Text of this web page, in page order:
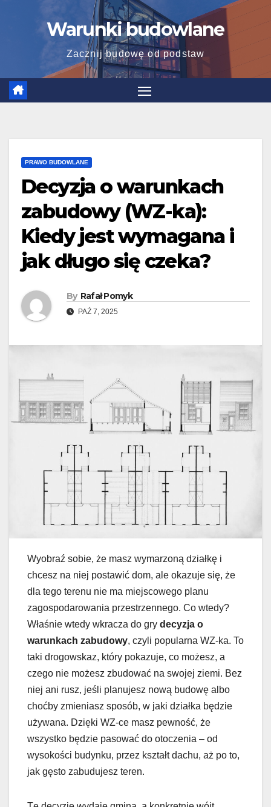
Warunki budowlane
Zacznij budowę od podstaw
PRAWO BUDOWLANE
Decyzja o warunkach
zabudowy (WZ-ka):
Kiedy jest wymagana i
jak długo się czeka?
By Rafał Pomyk
PAŹ 7, 2025
Wyobraź sobie, że masz wymarzoną działkę i
chcesz na niej postawić dom, ale okazuje się, że
dla tego terenu nie ma miejscowego planu
zagospodarowania przestrzennego. Co wtedy?
Właśnie wtedy wkracza do gry decyzja o
warunkach zabudowy, czyli popularna WZ-ka. To
taki drogowskaz, który pokazuje, co możesz, a
czego nie możesz zbudować na swojej ziemi. Bez
niej ani rusz, jeśli planujesz nową budowę albo
choćby zmieniasz sposób, w jaki działka będzie
używana. Dzięki WZ-ce masz pewność, że
wszystko będzie pasować do otoczenia – od
wysokości budynku, przez kształt dachu, aż po to,
jak gęsto zabudujesz teren.